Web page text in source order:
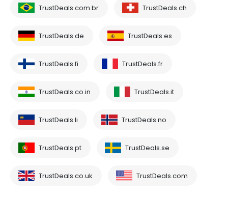
TrustDeals.com.br TrustDeals.ch
TrustDeals.de TrustDeals.es
TrustDeals.fi TrustDeals.fr
TrustDeals.co.in TrustDeals.it
TrustDeals.li TrustDeals.no
TrustDeals.pt TrustDeals.se
TrustDeals.co.uk TrustDeals.com